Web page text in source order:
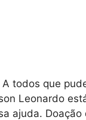
A todos que
Leonardo
ajuda. Doação